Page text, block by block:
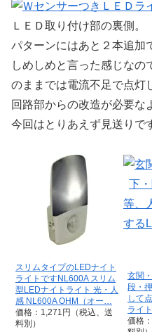
ＬＥＤ取り付け部の裏側。
パターンにはあと２本追加
しめしめと言った感じなの
のままでは電流不足で点灯
回路部からの改造が必要な
今回はとりあえず見送りで
スリムタイプのLEDナイト
ライトですNL600A スリム
型LEDナイトライト 光・人
感 NL600A OHM（オー…
価格：1,271円（税込、送
料別）
玄関
段・
して
ライト
価格